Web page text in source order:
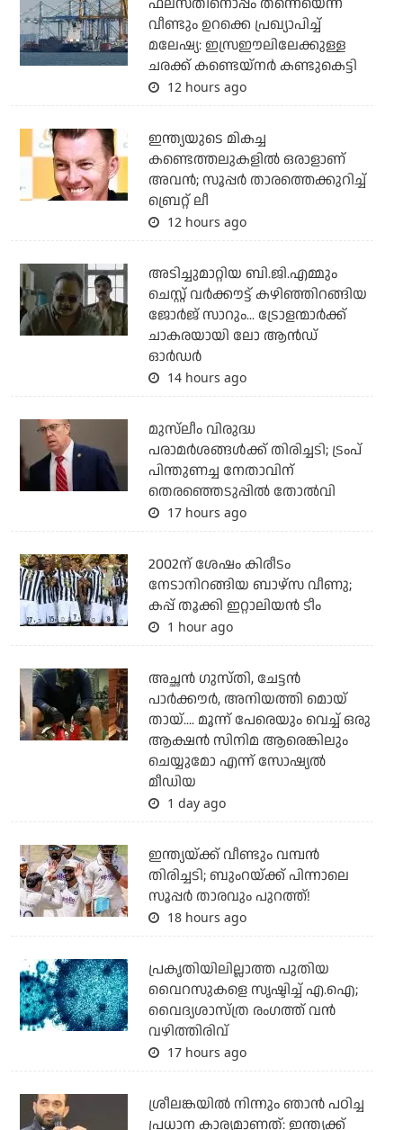
വീണ്ടും ഉറക്കെ പ്രഖ്യാപിച്ച്
മലേഷ്യ: ഇസ്രഈലിലേക്കുള്ള
ചരക്ക് കണ്ടെയ്‌നര്‍ കണ്ടുകെട്ടി
12 hours ago
ഇന്ത്യയുടെ മികച്ച
കണ്ടെത്തലുകളില്‍ ഒരാളാണ്
അവന്‍; സൂപ്പര്‍ താരത്തെക്കുറിച്ച്
ബ്രെറ്റ് ലീ
12 hours ago
അടിച്ചുമാറ്റിയ ബി.ജി.എമ്മും
ചെസ്റ്റ് വര്‍ക്കൗട്ട് കഴിഞ്ഞിറങ്ങിയ
ജോര്‍ജ് സാറും... ട്രോളന്മാര്‍ക്ക്
ചാകരയായി ലോ ആന്‍ഡ്
ഓര്‍ഡര്‍
14 hours ago
മുസ്‌ലീം വിരുദ്ധ
പരാമര്‍ശങ്ങള്‍ക്ക് തിരിച്ചടി; ട്രംപ്
പിന്തുണച്ച നേതാവിന്
തെരഞ്ഞെടുപ്പില്‍ തോല്‍വി
17 hours ago
2002ന് ശേഷം കിരീടം
നേടാനിറങ്ങിയ ബാഴ്സ വീണു;
കപ്പ് തൂക്കി ഇറ്റാലിയൻ ടീം
1 hour ago
അച്ഛന്‍ ഗുസ്തി, ചേട്ടന്‍
പാര്‍ക്കൗര്‍, അനിയത്തി മൊയ്
തായ്.... മൂന്ന് പേരെയും വെച്ച് ഒരു
ആക്ഷന്‍ സിനിമ ആരെങ്കിലും
ചെയ്യുമോ എന്ന് സോഷ്യല്‍
മീഡിയ
1 day ago
ഇന്ത്യയ്ക്ക് വീണ്ടും വമ്പന്‍
തിരിച്ചടി; ബുംറയ്ക്ക് പിന്നാലെ
സൂപ്പര്‍ താരവും പുറത്ത്!
18 hours ago
പ്രകൃതിയിലില്ലാത്ത പുതിയ
വൈറസുകളെ സൃഷ്ടിച്ച് എ.ഐ;
വൈദ്യശാസ്ത്ര രംഗത്ത് വന്‍
വഴിത്തിരിവ്
17 hours ago
ശ്രീലങ്കയില്‍ നിന്നും ഞാന്‍ പഠിച്ച
പ്രധാന കാര്യമാണത്: ഇന്ത്യക്ക്